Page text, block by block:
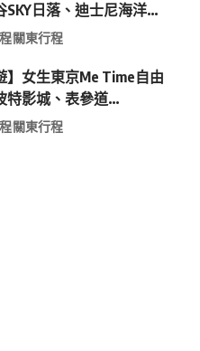
SKY日落、迪士尼海洋、
咖啡廳全收錄
關東行程
】女生東京Me Time自由
特影城、表參道
下北澤尋寶5日4夜慢活
關東行程